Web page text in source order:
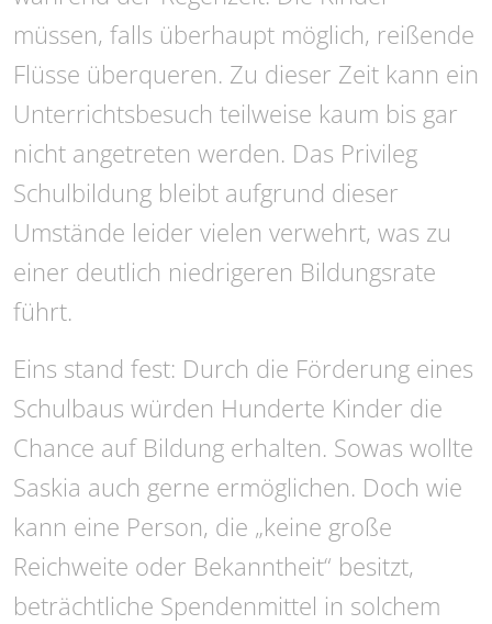
müssen, falls überhaupt möglich, reißende
Flüsse überqueren. Zu dieser Zeit kann ein
Unterrichtsbesuch teilweise kaum bis gar
nicht angetreten werden. Das Privileg
Schulbildung bleibt aufgrund dieser
Umstände leider vielen verwehrt, was zu
einer deutlich niedrigeren Bildungsrate
führt.
Eins stand fest: Durch die Förderung eines
Schulbaus würden Hunderte Kinder die
Chance auf Bildung erhalten. Sowas wollte
Saskia auch gerne ermöglichen. Doch wie
kann eine Person, die „keine große
Reichweite oder Bekanntheit“ besitzt,
beträchtliche Spendenmittel in solchem